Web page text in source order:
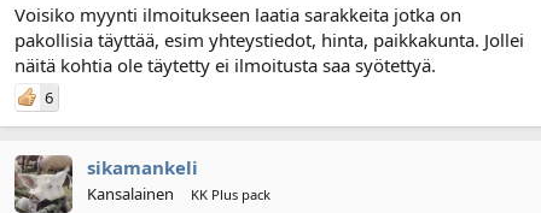
Voisiko myynti ilmoitukseen laatia sarakkeita jotka on
pakollisia täyttää, esim yhteystiedot, hinta, paikkakunta. Jollei
näitä kohtia ole täytetty ei ilmoitusta saa syötettyä.
6
sikamankeli
Kansalainen KK Plus pack